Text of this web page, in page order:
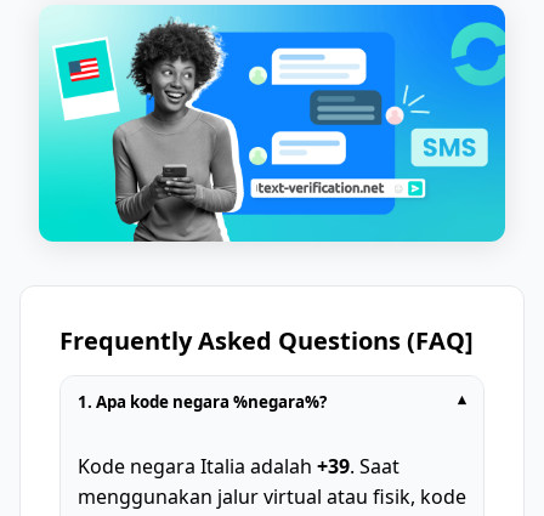
Frequently Asked Questions (FAQ]
1. Apa kode negara %negara%? ▾
Kode negara Italia adalah +39. Saat
menggunakan jalur virtual atau fisik, kode